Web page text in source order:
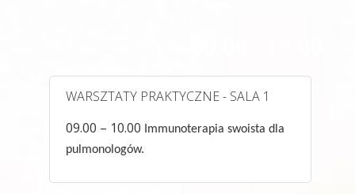
WARSZTATY PRAKTYCZNE - SALA 1
09.00 – 10.00
Immunoterapia swoista dla
pulmonologów.